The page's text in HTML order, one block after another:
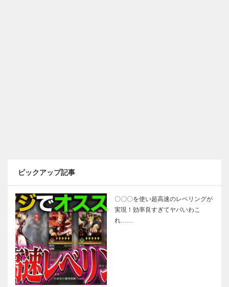
ピックアップ記事
〇〇〇を使い超高速のレベリングが
実現！効率良すぎてヤバいわこ
れ……